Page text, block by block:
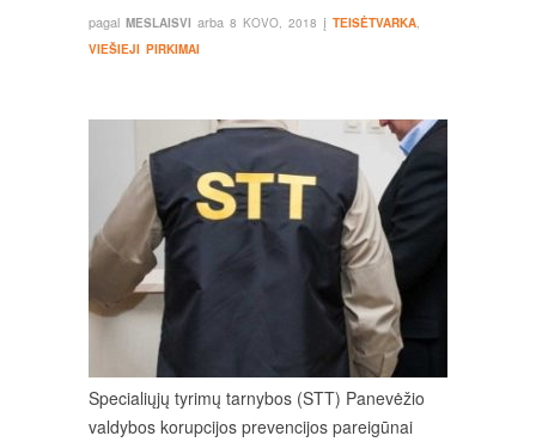
pagal MESLAISVI arba 8 KOVO, 2018 į TEISĖTVARKA,
VIEŠIEJI PIRKIMAI
Specialiųjų tyrimų tarnybos (STT) Panevėžio
valdybos korupcijos prevencijos pareigūnai